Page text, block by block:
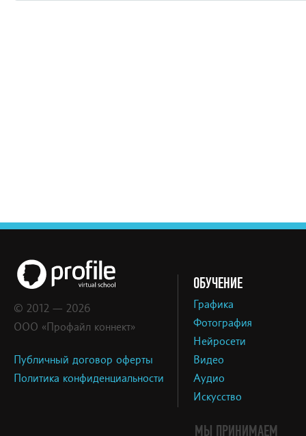
© 2012 — 2026
ООО «Профайл коннект»
Публичный договор оферты
Политика конфиденциальности
ОБУЧЕНИЕ
Графика
Фотография
Нейросети
Видео
Аудио
Искусство
МЫ ПРИНИМАЕМ